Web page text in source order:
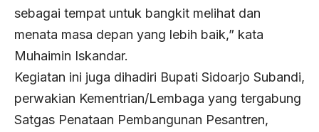
sebagai tempat untuk bangkit melihat dan
menata masa depan yang lebih baik,” kata
Muhaimin Iskandar.
Kegiatan ini juga dihadiri Bupati Sidoarjo Subandi,
perwakian Kementrian/Lembaga yang tergabung
Satgas Penataan Pembangunan Pesantren,